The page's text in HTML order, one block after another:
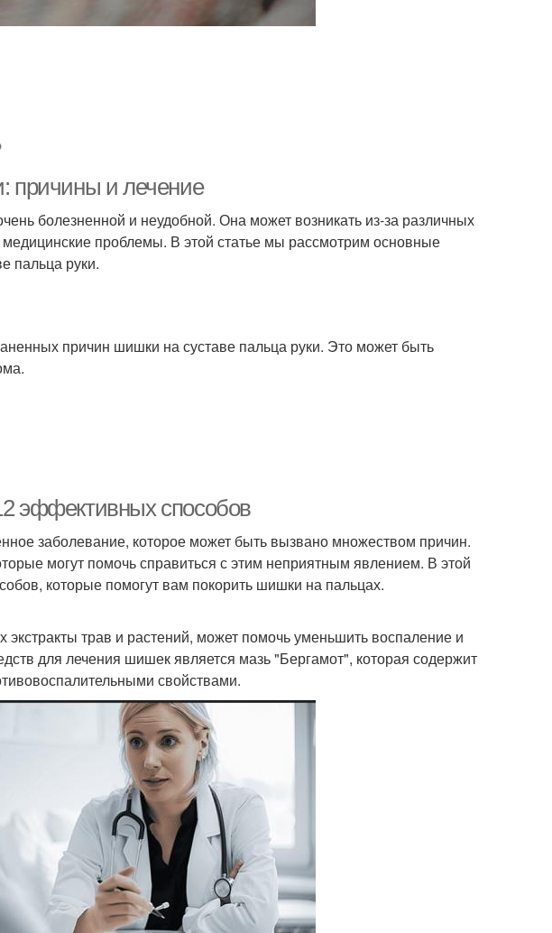
причины и лечение
болезненной и неудобной. Она может возникать из-за различных
медицинские проблемы. В этой статье мы рассмотрим основные
пальца руки.
причин шишки на суставе пальца руки. Это может быть
эффективных способов
заболевание, которое может быть вызвано множеством причин.
могут помочь справиться с этим неприятным явлением. В этой
которые помогут вам покорить шишки на пальцах.
трав и растений, может помочь уменьшить воспаление и
для лечения шишек является мазь "Бергамот", которая содержит
свойствами.